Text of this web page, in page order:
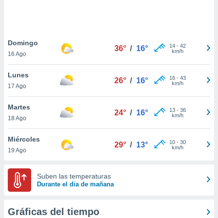
únicos
similares
como
sitio
de
posible
traten tus
en
interés
Para
su
Domingo
16 Ago
36° / 16° 14- 42
km/h
Lunes
17 Ago
26° / 16° 16- 43
km/h
Martes
18 Ago
24° / 16° 13- 36
km/h
Miércoles
19 Ago
29° / 13° 10- 30
km/h
Suben las temperaturas
Durante el dia de mañana
Gráficas del tiempo